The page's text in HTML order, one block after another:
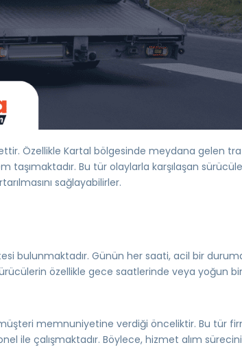
Özellikle Kartal bölgesinde meydana gelen
taşımaktadır. Bu tür olaylarla karşılaşan
sağlayabilirler.
bulunmaktadır. Günün her saati, acil bir
özellikle gece saatlerinde veya yoğun
memnuniyetine verdiği önceliktir. Bu tür
ile çalışmaktadır. Böylece, hizmet alım